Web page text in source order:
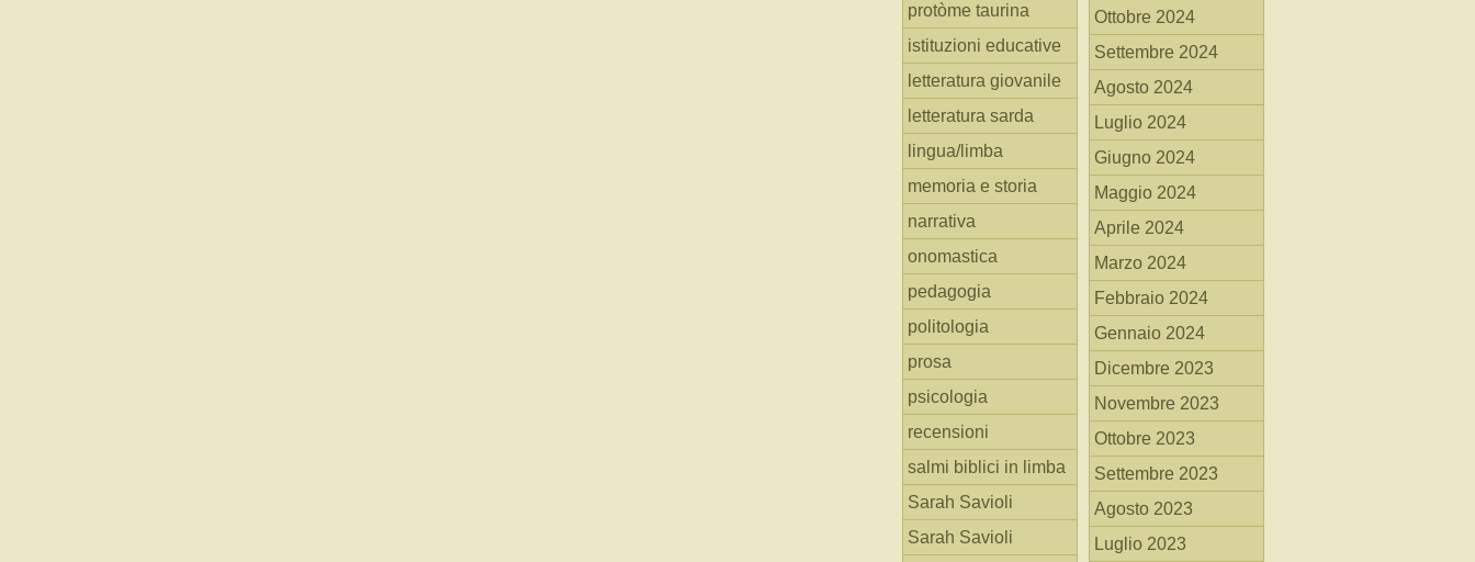
protòme taurina
istituzioni educative
letteratura giovanile
letteratura sarda
lingua/limba
memoria e storia
narrativa
onomastica
pedagogia
politologia
prosa
psicologia
recensioni
salmi biblici in limba
Sarah Savioli
Sarah Savioli
Ottobre 2024
Settembre 2024
Agosto 2024
Luglio 2024
Giugno 2024
Maggio 2024
Aprile 2024
Marzo 2024
Febbraio 2024
Gennaio 2024
Dicembre 2023
Novembre 2023
Ottobre 2023
Settembre 2023
Agosto 2023
Luglio 2023